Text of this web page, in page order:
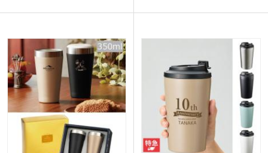
1色でワンポイントか、ぐるっと広範囲
に名入れ印刷可能。
地球環境に優しいエコ商品でSDGsに貢
献!お店のロゴや社名を入れたオリジナ
ルタンブラーは販促効果も期待できま
す。
もバッチリ!温かい飲み物を入れても本
タリです。500ml程度のペットボトルや
場所を選ばず使えるので、企業名やブラ
ンドロゴを名入れすればPR効果抜群!ア
ウトドアショップの周年記念品や、スポ
ーツジムの入会特典にいかがでしょう